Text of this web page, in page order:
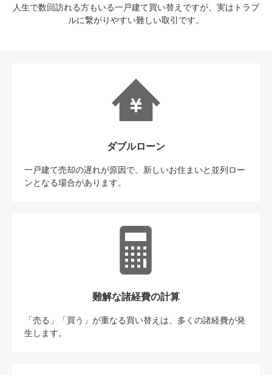
人生で数回訪れる方もいる一戸建て買い替えですが、実はトラブ
ルに繋がりやすい難しい取引です。
ダブルローン
一戸建て売却の遅れが原因で、新しいお住まいと並列ロー
ンとなる場合があります。
難解な諸経費の計算
「売る」「買う」が重なる買い替えは、多くの諸経費が発
生します。